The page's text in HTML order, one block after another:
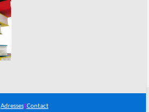
Adresses| Contact